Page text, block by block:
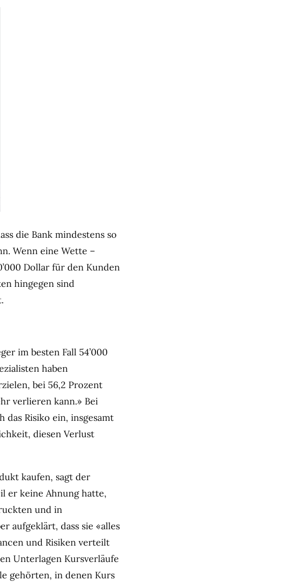
die Bank mindestens so
Wenn eine Wette –
Dollar für den Kunden
hingegen sind
im besten Fall 54’000
haben
bei 56,2 Prozent
verlieren kann.» Bei
das Risiko ein, insgesamt
diesen Verlust
kaufen, sagt der
er keine Ahnung hatte,
und in
aufgeklärt, dass sie «alles
und Risiken verteilt
Unterlagen Kursverläufe
gehörten, in denen Kurs